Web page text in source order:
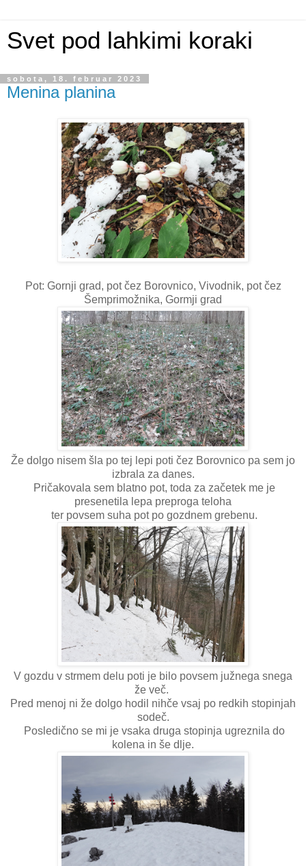
Svet pod lahkimi koraki
sobota, 18. februar 2023
Menina planina
Pot: Gornji grad, pot čez Borovnico, Vivodnik, pot čez
Šemprimožnika, Gormji grad
Že dolgo nisem šla po tej lepi poti čez Borovnico pa sem jo
izbrala za danes.
Pričakovala sem blatno pot, toda za začetek me je
presenetila lepa preproga teloha
ter povsem suha pot po gozdnem grebenu.
V gozdu v strmem delu poti je bilo povsem južnega snega
že več.
Pred menoj ni že dolgo hodil nihče vsaj po redkih stopinjah
sodeč.
Posledično se mi je vsaka druga stopinja ugreznila do
kolena in še dlje.